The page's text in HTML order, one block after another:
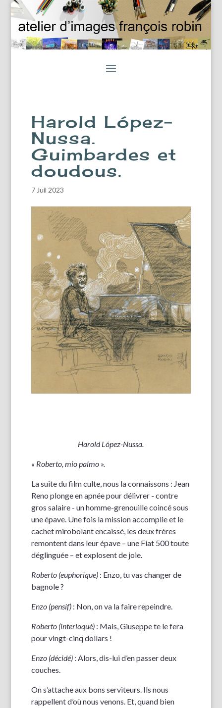
Harold López-
Nussa.
Guimbardes et
doudous.
7 Juil 2023
Harold López-Nussa.
« Roberto, mio palmo ».
La suite du film culte, nous la connaissons : Jean
Reno plonge en apnée pour délivrer - contre
gros salaire - un homme-grenouille coincé sous
une épave. Une fois la mission accomplie et le
cachet mirobolant encaissé, les deux frères
remontent dans leur épave – une Fiat 500 toute
déglinguée – et explosent de joie.
Roberto (euphorique): Enzo, tu vas changer de
bagnole ?
Enzo (pensif): Non, on va la faire repeindre.
Roberto (interloqué): Mais, Giuseppe te le fera
pour vingt-cinq dollars !
Enzo (décidé): Alors, dis-lui d’en passer deux
couches.
On s’attache aux bons serviteurs. Ils nous
rappellent d’où nous venons. Et, quand bien